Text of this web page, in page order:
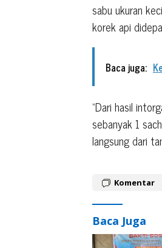
sabu ukuran
korek api
Baca juga:
“Dari hasil
sebanyak 1
langsung dari
Komentar
Baca Juga